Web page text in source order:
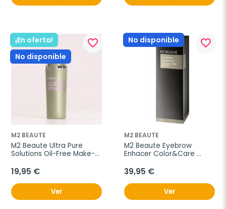
¡En oferta!
No disponible
favorite_border
M2 BEAUTE
M2 Beaute Ultra Pure
Solutions Oil-Free Make-
Desmaquillante, 150ml.
19,95 €
Ver
No disponible favorite_border
M2 BEAUTE
M2 Beaute Eyebrow
Enhacer Color&Care
39,95 €
Ver